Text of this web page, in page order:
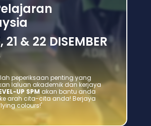
21 & 22 DISEMBER
peperiksaan penting yang
laluan akademik dan kerjaya
UP SPM akan bantu anda
arah cita-cita anda! Berjaya
colours!'